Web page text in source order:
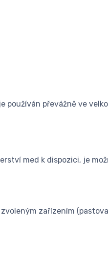
používán převážně ve
med k dispozici, je
zařízením